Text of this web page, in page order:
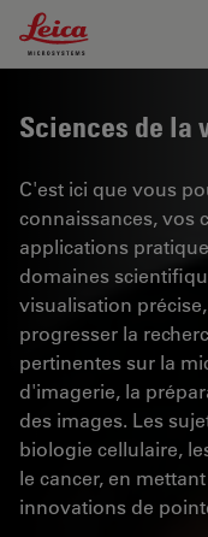
Leica Microsystems
Sciences de la
C'est ici que vous
connaissances, vos
applications
domaines
visualisation
progresser la
pertinentes sur la
d'imagerie, la
des images. Les
biologie cellulaire,
le cancer, en
innovations de